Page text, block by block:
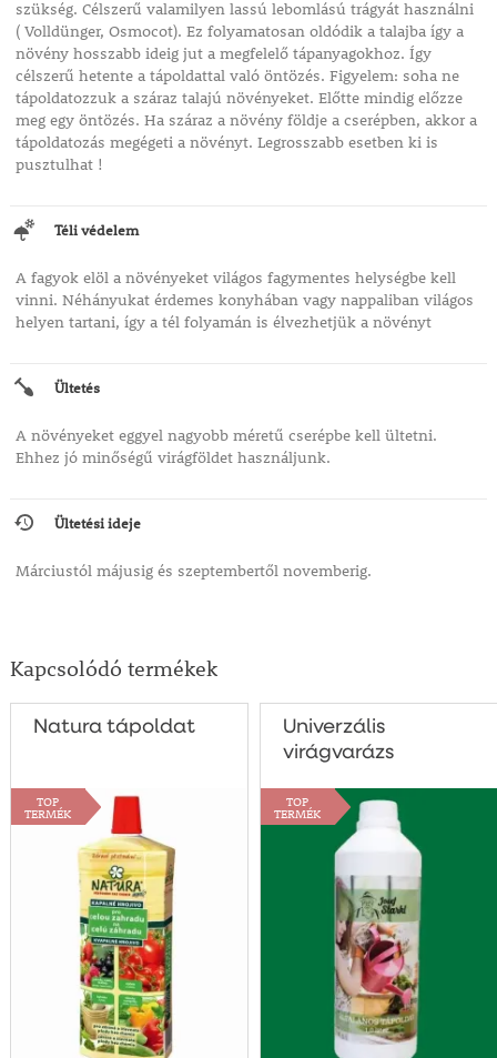
szükség. Célszerű valamilyen lassú lebomlású trágyát használni
( Volldünger, Osmocot). Ez folyamatosan oldódik a talajba így a
növény hosszabb ideig jut a megfelelő tápanyagokhoz. Így
célszerű hetente a tápoldattal való öntözés. Figyelem: soha ne
tápoldatozzuk a száraz talajú növényeket. Előtte mindig előzze
meg egy öntözés. Ha száraz a növény földje a cserépben, akkor a
tápoldatozás megégeti a növényt. Legrosszabb esetben ki is
pusztulhat !
Téli védelem
A fagyok elöl a növényeket világos fagymentes helységbe kell
vinni. Néhányukat érdemes konyhában vagy nappaliban világos
helyen tartani, így a tél folyamán is élvezhetjük a növényt
Ültetés
A növényeket eggyel nagyobb méretű cserépbe kell ültetni.
Ehhez jó minőségű virágföldet használjunk.
Ültetési ideje
Márciustól májusig és szeptembertől novemberig.
Kapcsolódó termékek
Natura tápoldat
TOP
TERMÉK
Univerzális
virágvarázs
TOP
TERMÉK